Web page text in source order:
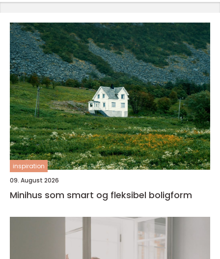
inspiration
09. August 2026
Minihus som smart og fleksibel boligform